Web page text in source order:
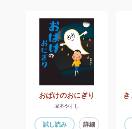
おばけのおにぎり
塚本やすし
試し読み 詳細